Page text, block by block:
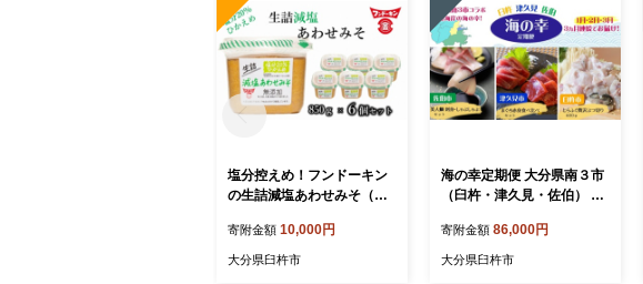
塩分控えめ！フンドーキン
の生詰減塩あわせみそ（計
寄附金額 10,000円
大分県臼杵市
海の幸定期便 大分県南３市
（臼杵・津久見・佐伯） 海
マグロ とらふぐ ブリ
寄附金額 86,000円
大分県臼杵市